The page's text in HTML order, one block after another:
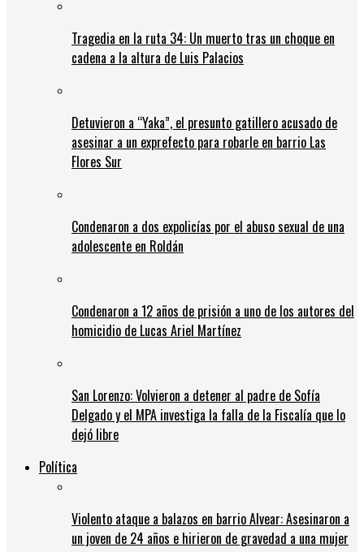
Tragedia en la ruta 34: Un muerto tras un choque en
cadena a la altura de Luis Palacios
Detuvieron a “Yaka”, el presunto gatillero acusado de
asesinar a un exprefecto para robarle en barrio Las
Flores Sur
Condenaron a dos expolicías por el abuso sexual de una
adolescente en Roldán
Condenaron a 12 años de prisión a uno de los autores del
homicidio de Lucas Ariel Martínez
San Lorenzo: Volvieron a detener al padre de Sofía
Delgado y el MPA investiga la falla de la Fiscalía que lo
dejó libre
Política
Violento ataque a balazos en barrio Alvear: Asesinaron a
un joven de 24 años e hirieron de gravedad a una mujer